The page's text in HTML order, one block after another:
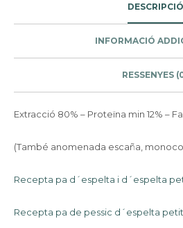
DESCRIPCIÓ
INFORMACIÓ
RESSENYES
Extracció 80% – Proteïna min 12% –
(També anomenada escaña,
Recepta pa d´espelta i d´espelta
Recepta pa de pessic d´espelta